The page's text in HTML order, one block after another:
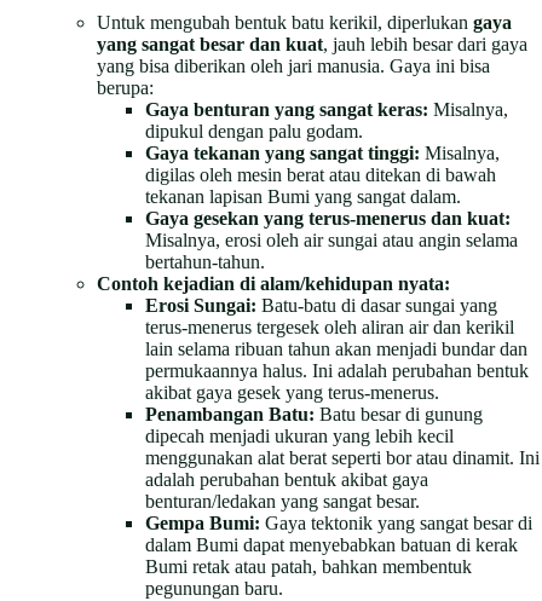
Untuk mengubah bentuk batu kerikil, diperlukan gaya
yang sangat besar dan kuat, jauh lebih besar dari gaya
yang bisa diberikan oleh jari manusia. Gaya ini bisa
berupa:
Gaya benturan yang sangat keras: Misalnya,
dipukul dengan palu godam.
Gaya tekanan yang sangat tinggi: Misalnya,
digilas oleh mesin berat atau ditekan di bawah
tekanan lapisan Bumi yang sangat dalam.
Gaya gesekan yang terus-menerus dan kuat:
Misalnya, erosi oleh air sungai atau angin selama
bertahun-tahun.
Contoh kejadian di alam/kehidupan nyata:
Erosi Sungai: Batu-batu di dasar sungai yang
terus-menerus tergesek oleh aliran air dan kerikil
lain selama ribuan tahun akan menjadi bundar dan
permukaannya halus. Ini adalah perubahan bentuk
akibat gaya gesek yang terus-menerus.
Penambangan Batu: Batu besar di gunung
dipecah menjadi ukuran yang lebih kecil
menggunakan alat berat seperti bor atau dinamit. Ini
adalah perubahan bentuk akibat gaya
benturan/ledakan yang sangat besar.
Gempa Bumi: Gaya tektonik yang sangat besar di
dalam Bumi dapat menyebabkan batuan di kerak
Bumi retak atau patah, bahkan membentuk
pegunungan baru.